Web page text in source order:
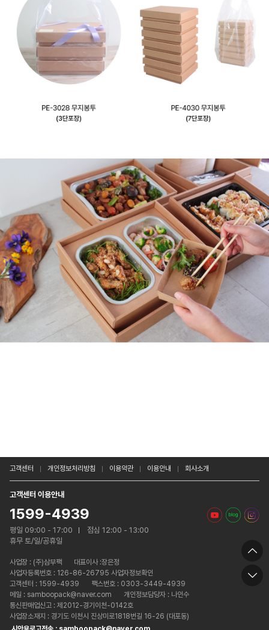
고객센터 개인정보처리방침 이용약관 이용안내 회사소개
고객센터 이용안내
1599-4939
평일 09:00 - 17:00
점심 12:00 - 13:00
휴무 토/일/공휴일
사업장 : (주)삼부팩
대표이사 :장은정
사업자등록번호 : 126-86-26795 사업자정보확인
고객센터 : 1599-4939
팩스번호 : 0303-3449-4939
메일 : samboopack@naver.com
개인정보담당자 : 나인수
통신판매업신고 : 제2012-경기이천-0142호
사업장소재지 : 경기도 이천시 진상미로1818번길 16-26 (대포동)